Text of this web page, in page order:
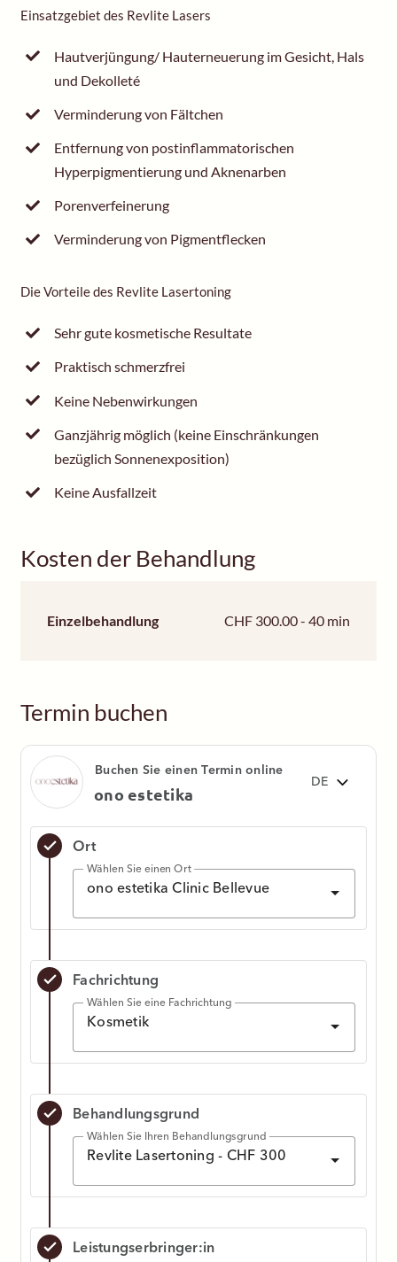
Einsatzgebiet des Revlite Lasers
Hautverjüngung/ Hauterneuerung im Gesicht, Hals
und Dekolleté
Verminderung von Fältchen
Entfernung von postinflammatorischen
Hyperpigmentierung und Aknenarben
Porenverfeinerung
Verminderung von Pigmentflecken
Die Vorteile des Revlite Lasertoning
Sehr gute kosmetische Resultate
Praktisch schmerzfrei
Keine Nebenwirkungen
Ganzjährig möglich (keine Einschränkungen
bezüglich Sonnenexposition)
Keine Ausfallzeit
Kosten der Behandlung
Einzelbehandlung CHF 300.00 - 40 min
Termin buchen